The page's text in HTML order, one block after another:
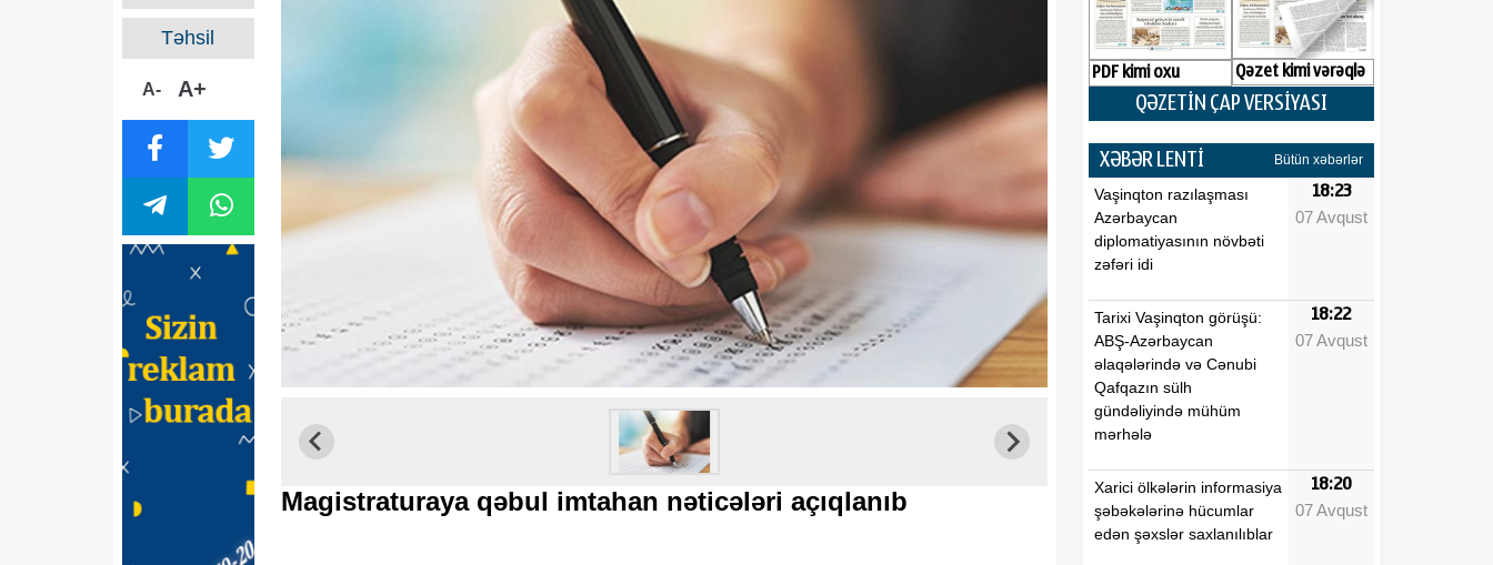
Təhsil
A- A+
Magistraturaya qəbul imtahan nəticələri açıqlanıb
PDF kimi oxu Qəzet kimi vərəqlə
QƏZETİN ÇAP VERSİYASI
XƏBƏR LENTİ Bütün xəbərlər
Vaşinqton razılaşması
Azərbaycan
diplomatiyasının növbəti
zəfəri idi
18:23
07 Avqust
Tarixi Vaşinqton görüşü:
ABŞ-Azərbaycan
əlaqələrində və Cənubi
Qafqazın sülh
gündəliyində mühüm
mərhələ
18:22
07 Avqust
Xarici ölkələrin informasiya
şəbəkələrinə hücumlar
edən şəxslər saxlanılıblar
18:20
07 Avqust